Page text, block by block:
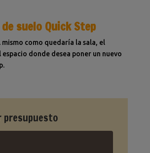
suelo Quick Step
mismo como quedaría la sala, el
donde desea poner un nuevo
presupuesto